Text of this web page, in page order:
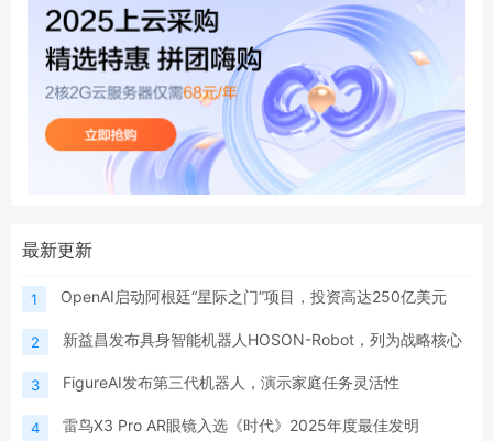
最新更新
1 OpenAI启动阿根廷“星际之门”项目，投资高达250亿美元
2 新益昌发布具身智能机器人HOSON-Robot，列为战略核心
3 FigureAI发布第三代机器人，演示家庭任务灵活性
4 雷鸟X3 Pro AR眼镜入选《时代》2025年度最佳发明